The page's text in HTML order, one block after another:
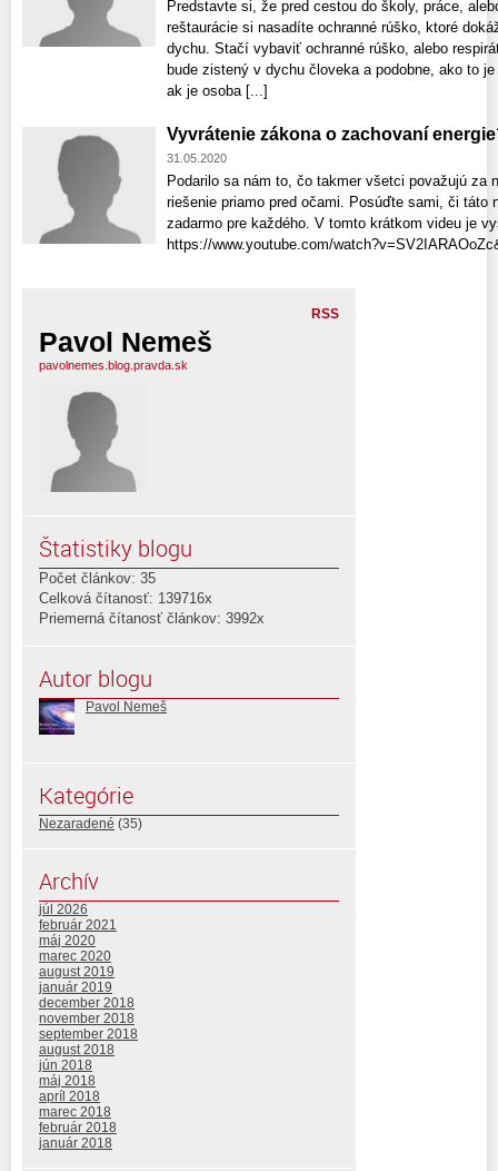
Predstavte si, že pred cestou do školy, práce,
reštaurácie si nasadíte ochranné rúško, ktoré
dychu. Stačí vybaviť ochranné rúško, alebo
bude zistený v dychu človeka a podobne, ako to
ak je osoba [...]
Vyvrátenie zákona o zachovaní
31.05.2020
Podarilo sa nám to, čo takmer všetci považujú za
riešenie priamo pred očami. Posúďte sami, či táto
zadarmo pre každého. V tomto krátkom videu je
https://www.youtube.com/
RSS
Pavol Nemeš
pavolnemes.blog.pravda.sk
Štatistiky blogu
Počet článkov: 35
Celková čítanosť: 139716x
Priemerná čítanosť článkov: 3992x
Autor blogu
Pavol Nemeš
Kategórie
Nezaradené (35)
Archív
júl 2026
február 2021
máj 2020
marec 2020
august 2019
január 2019
december 2018
november 2018
september 2018
august 2018
jún 2018
máj 2018
apríl 2018
marec 2018
február 2018
január 2018